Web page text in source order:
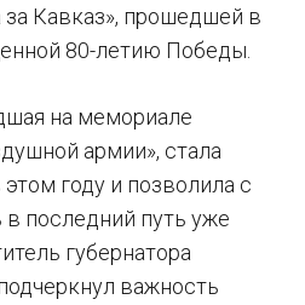
Кавказ», прошедшей в
80-летию Победы.
на мемориале
армии», стала
году и позволила с
последний путь уже
губернатора
важность